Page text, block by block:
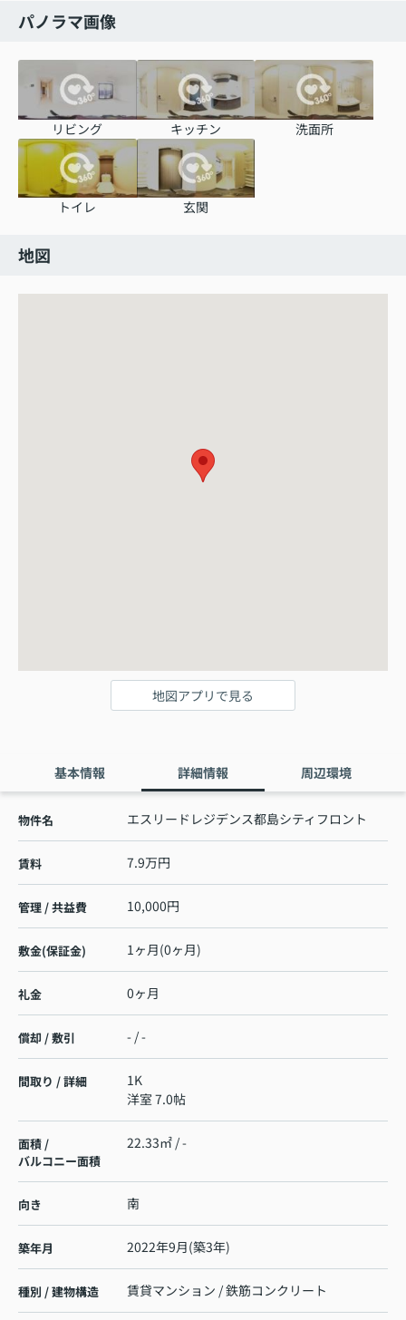
パノラマ画像
リビング キッチン 洗面所
トイレ 玄関
地図
地図アプリで見る
基本情報 詳細情報 周辺環境
物件名 エスリードレジデンス都島シティフロント
賃料 7.9万円
管理 / 共益費 10,000円
敷金(保証金) 1ヶ月(0ヶ月)
礼金 0ヶ月
償却 / 敷引 - / -
間取り / 詳細
1K
洋室 7.0帖
面積 /
バルコニー面積
22.33㎡ / -
向き 南
築年月 2022年9月(築3年)
種別 / 建物構造 賃貸マンション / 鉄筋コンクリート